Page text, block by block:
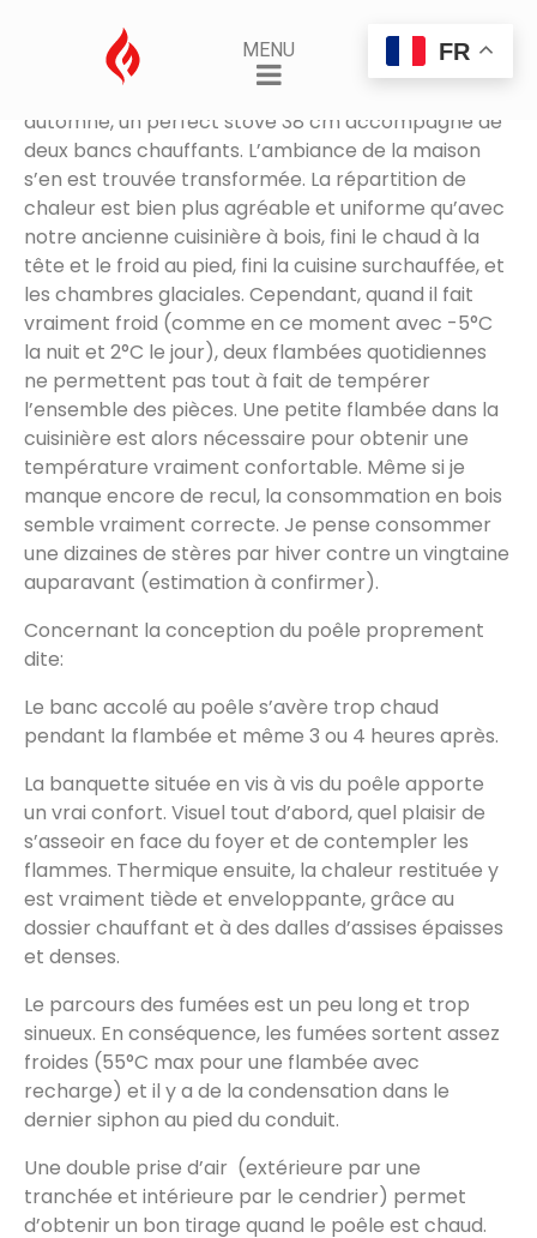
MENU
Perfect stove 38
10 février 2015 AdminSamuel
Après un stage chez David, j’ai construit cet
automne, un perfect stove 38 cm accompagné de
deux bancs chauffants. L’ambiance de la maison
s’en est trouvée transformée. La répartition de
chaleur est bien plus agréable et uniforme qu’avec
notre ancienne cuisinière à bois, fini le chaud à la
tête et le froid au pied, fini la cuisine surchauffée, et
les chambres glaciales. Cependant, quand il fait
vraiment froid (comme en ce moment avec -5°C
la nuit et 2°C le jour), deux flambées quotidiennes
ne permettent pas tout à fait de tempérer
l’ensemble des pièces. Une petite flambée dans la
cuisinière est alors nécessaire pour obtenir une
température vraiment confortable. Même si je
manque encore de recul, la consommation en bois
semble vraiment correcte. Je pense consommer
une dizaines de stères par hiver contre un vingtaine
auparavant (estimation à confirmer).
Concernant la conception du poêle proprement
dite:
Le banc accolé au poêle s’avère trop chaud
pendant la flambée et même 3 ou 4 heures après.
La banquette située en vis à vis du poêle apporte
un vrai confort. Visuel tout d’abord, quel plaisir de
s’asseoir en face du foyer et de contempler les
flammes. Thermique ensuite, la chaleur restituée y
est vraiment tiède et enveloppante, grâce au
dossier chauffant et à des dalles d’assises épaisses
et denses.
Le parcours des fumées est un peu long et trop
sinueux. En conséquence, les fumées sortent assez
froides (55°C max pour une flambée avec
recharge) et il y a de la condensation dans le
dernier siphon au pied du conduit.
Une double prise d’air (extérieure par une
tranchée et intérieure par le cendrier) permet
d’obtenir un bon tirage quand le poêle est chaud.
FR